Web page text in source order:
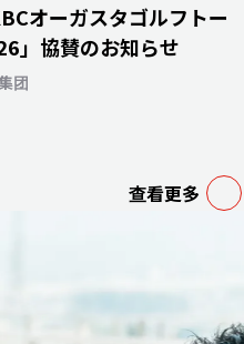
オーガスタゴルフトー
」協賛のお知らせ
团
查看更多